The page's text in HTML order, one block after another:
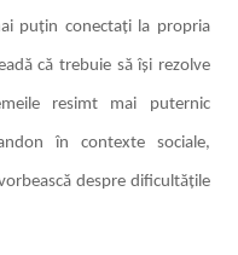
puțin conectați la propria
că trebuie să își rezolve
resimt mai puternic
în contexte sociale,
despre dificultățile